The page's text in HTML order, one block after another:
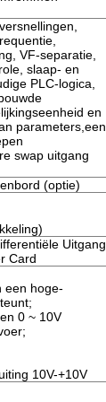
VF-separatie,
slaap- en
PLC-logica,
en
parameters,een
swap uitgang
(optie)
Uitgang
Card
een hoge-
0 ~ 10V
10V-+10V